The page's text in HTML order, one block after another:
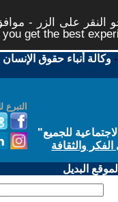
النقر على الزر -
get the best
-وكالة أنباء حقوق الإنسان
للجميع"
والثقافة
البديل